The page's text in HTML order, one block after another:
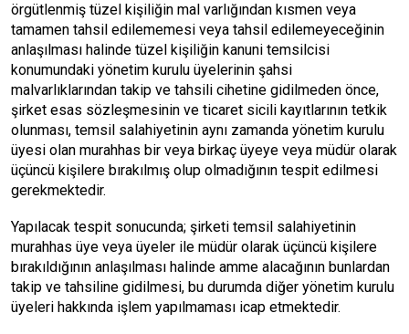
örgütlenmiş tüzel kişiliğin mal varlığından kısmen veya
tamamen tahsil edilememesi veya tahsil edilemeyeceğinin
anlaşılması halinde tüzel kişiliğin kanuni temsilcisi
konumundaki yönetim kurulu üyelerinin şahsi
malvarlıklarından takip ve tahsili cihetine gidilmeden önce,
şirket esas sözleşmesinin ve ticaret sicili kayıtlarının tetkik
olunması, temsil salahiyetinin aynı zamanda yönetim kurulu
üyesi olan murahhas bir veya birkaç üyeye veya müdür olarak
üçüncü kişilere bırakılmış olup olmadığının tespit edilmesi
gerekmektedir.
Yapılacak tespit sonucunda; şirketi temsil salahiyetinin
murahhas üye veya üyeler ile müdür olarak üçüncü kişilere
bırakıldığının anlaşılması halinde amme alacağının bunlardan
takip ve tahsiline gidilmesi, bu durumda diğer yönetim kurulu
üyeleri hakkında işlem yapılmaması icap etmektedir.